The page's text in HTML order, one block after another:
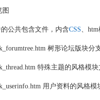
图
的公共包含文件，内含CSS、
树形论坛版块分
特殊主题的风格模
用户资料的风格